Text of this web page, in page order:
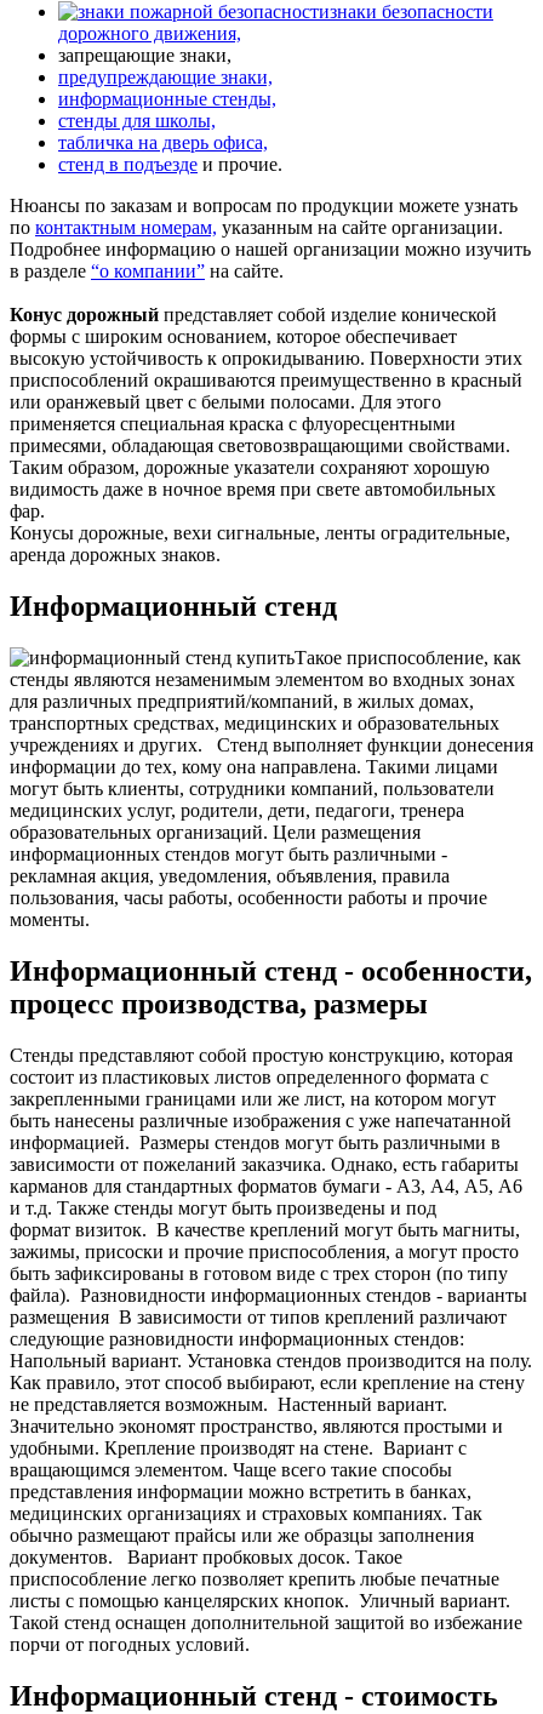
знаки безопасности
дорожного движения,
запрещающие знаки,
предупреждающие знаки,
информационные стенды,
стенды для школы,
табличка на дверь офиса,
стенд в подъезде и прочие.
Нюансы по заказам и вопросам по продукции можете узнать
по контактным номерам, указанным на сайте организации.
Подробнее информацию о нашей организации можно изучить
в разделе “о компании” на сайте.
Конус дорожный представляет собой изделие конической
формы с широким основанием, которое обеспечивает
высокую устойчивость к опрокидыванию. Поверхности этих
приспособлений окрашиваются преимущественно в красный
или оранжевый цвет с белыми полосами. Для этого
применяется специальная краска с флуоресцентными
примесями, обладающая световозвращающими свойствами.
Таким образом, дорожные указатели сохраняют хорошую
видимость даже в ночное время при свете автомобильных
фар.
Конусы дорожные, вехи сигнальные, ленты оградительные,
аренда дорожных знаков.
Информационный стенд
Такое приспособление, как
стенды являются незаменимым элементом во входных зонах
для различных предприятий/компаний, в жилых домах,
транспортных средствах, медицинских и образовательных
учреждениях и других.
Стенд выполняет функции донесения
информации до тех, кому она направлена. Такими лицами
могут быть клиенты, сотрудники компаний, пользователи
медицинских услуг, родители, дети, педагоги, тренера
образовательных организаций. Цели размещения
информационных стендов могут быть различными -
рекламная акция, уведомления, объявления, правила
пользования, часы работы, особенности работы и прочие
моменты.
Информационный стенд - особенности,
процесс производства, размеры
Стенды представляют собой простую конструкцию, которая
состоит из пластиковых листов определенного формата с
закрепленными границами или же лист, на котором могут
быть нанесены различные изображения с уже напечатанной
информацией. Размеры стендов могут быть различными в
зависимости от пожеланий заказчика. Однако, есть габариты
карманов для стандартных форматов бумаги - А3, А4, А5, А6
и т.д. Также стенды могут быть произведены и под
формат визиток. В качестве креплений могут быть магниты,
зажимы, присоски и прочие приспособления, а могут просто
быть зафиксированы в готовом виде с трех сторон (по типу
файла). Разновидности информационных стендов - варианты
размещения В зависимости от типов креплений различают
следующие разновидности информационных стендов:
Напольный вариант. Установка стендов производится на полу.
Как правило, этот способ выбирают, если крепление на стену
не представляется возможным. Настенный вариант.
Значительно экономят пространство, являются простыми и
удобными. Крепление производят на стене. Вариант с
вращающимся элементом. Чаще всего такие способы
представления информации можно встретить в банках,
медицинских организациях и страховых компаниях. Так
обычно размещают прайсы или же образцы заполнения
документов.
Вариант пробковых досок. Такое
приспособление легко позволяет крепить любые печатные
листы с помощью канцелярских кнопок. Уличный вариант.
Такой стенд оснащен дополнительной защитой во избежание
порчи от погодных условий.
Информационный стенд - стоимость